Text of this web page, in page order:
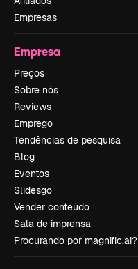
Empresas
Empresa
Preços
Sobre nós
Reviews
Emprego
Tendências de pesquisa
Blog
Eventos
Slidesgo
Vender conteúdo
Sala de imprensa
Procurando por magnific.ai?